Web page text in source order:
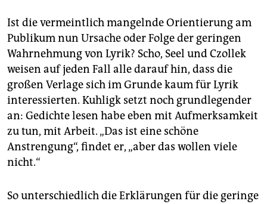
Ist die vermeintlich mangelnde Orientierung am
Publikum nun Ursache oder Folge der geringen
Wahrnehmung von Lyrik? Scho, Seel und Czollek
weisen auf jeden Fall alle darauf hin, dass die
großen Verlage sich im Grunde kaum für Lyrik
interessierten. Kuhligk setzt noch grundlegender
an: Gedichte lesen habe eben mit Aufmerksamkeit
zu tun, mit Arbeit. „Das ist eine schöne
Anstrengung“, findet er, „aber das wollen viele
nicht.“
So unterschiedlich die Erklärungen für die geringe